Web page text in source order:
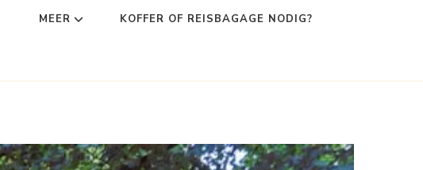
MEER KOFFER OF REISBAGAGE NODIG?